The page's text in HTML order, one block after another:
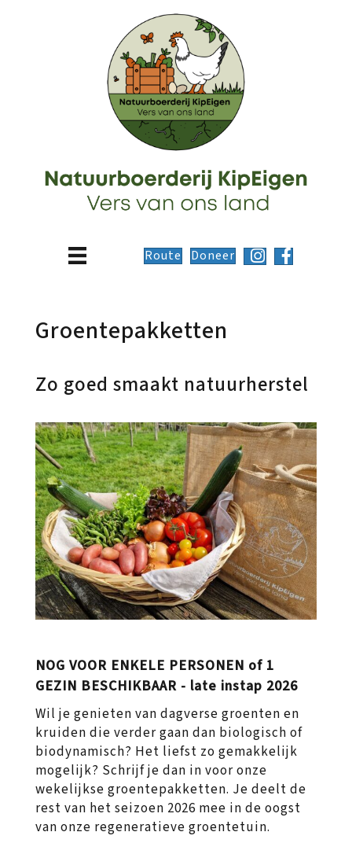
Route Doneer
Groentepakketten
Zo goed smaakt natuurherstel
NOG VOOR ENKELE PERSONEN of 1
GEZIN BESCHIKBAAR - late instap 2026
Wil je genieten van dagverse groenten en
kruiden die verder gaan dan biologisch of
biodynamisch? Het liefst zo gemakkelijk
mogelijk? Schrijf je dan in voor onze
wekelijkse groentepakketten. Je deelt de
rest van het seizoen 2026 mee in de oogst
van onze regeneratieve groentetuin.